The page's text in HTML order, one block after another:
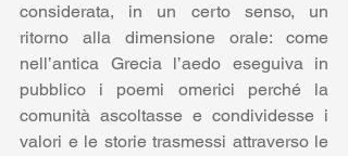
considerata, in un certo senso, un
ritorno alla dimensione orale: come
nell’antica Grecia l’aedo eseguiva in
pubblico i poemi omerici perché la
comunità ascoltasse e condividesse i
valori e le storie trasmessi attraverso le